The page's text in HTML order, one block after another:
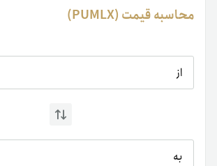
محاسبه قیمت (PUMLX)
از
به